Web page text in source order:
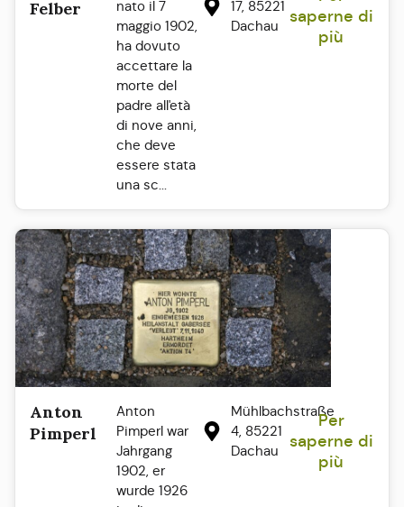
Felber
nato il 7
maggio 1902,
ha dovuto
accettare la
morte del
padre all'età
di nove anni,
che deve
essere stata
una sc...
17, 85221
Dachau
saperne di
più
Anton
Pimperl
Anton
Pimperl war
Jahrgang
1902, er
wurde 1926
Mühlbachstraße
4, 85221
Dachau
Per
saperne di
più